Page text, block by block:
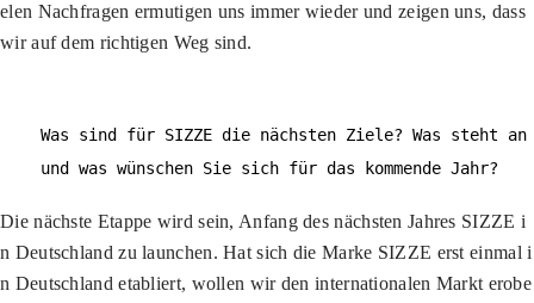
elen Nachfragen ermutigen uns immer wieder und zeigen uns, dass
wir auf dem richtigen Weg sind.
Was sind für SIZZE die nächsten Ziele? Was steht an
und was wünschen Sie sich für das kommende Jahr?
Die nächste Etappe wird sein, Anfang des nächsten Jahres SIZZE i
n Deutschland zu launchen. Hat sich die Marke SIZZE erst einmal i
n Deutschland etabliert, wollen wir den internationalen Markt erobe